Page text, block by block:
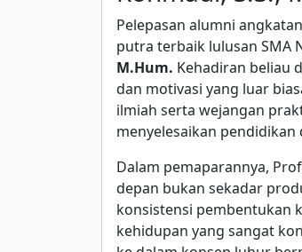
Pelepasan alumni
putra terbaik lulusan SMA
M.Hum. Kehadiran beliau
dan motivasi yang luar
ilmiah serta wejangan
menyelesaikan pendidikan
Dalam pemaparannya,
depan bukan sekadar
konsistensi pembentukan
kehidupan yang sangat